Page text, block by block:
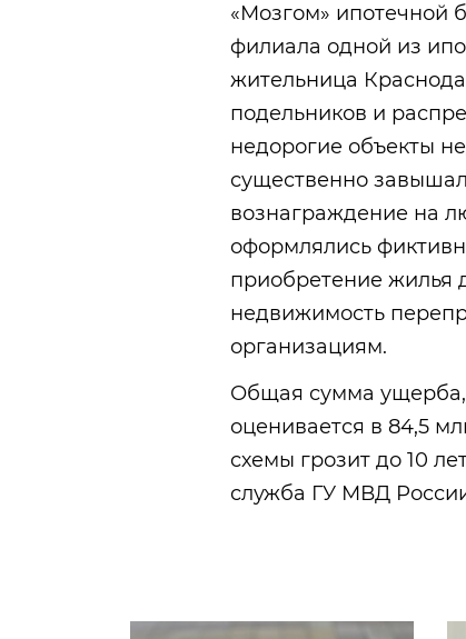
«Мозгом» ипотечной
филиала одной из
жительница
подельников и
недорогие объекты
существенно
вознаграждение на
оформлялись
приобретение жилья
недвижимость
организациям.
Общая сумма
оценивается в 84,5
схемы грозит до 10
служба ГУ МВД